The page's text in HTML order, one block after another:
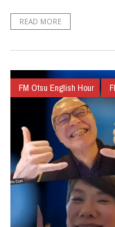
READ MORE
FM Otsu English Hour